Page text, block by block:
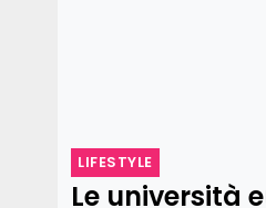
LIFESTYLE
Le università